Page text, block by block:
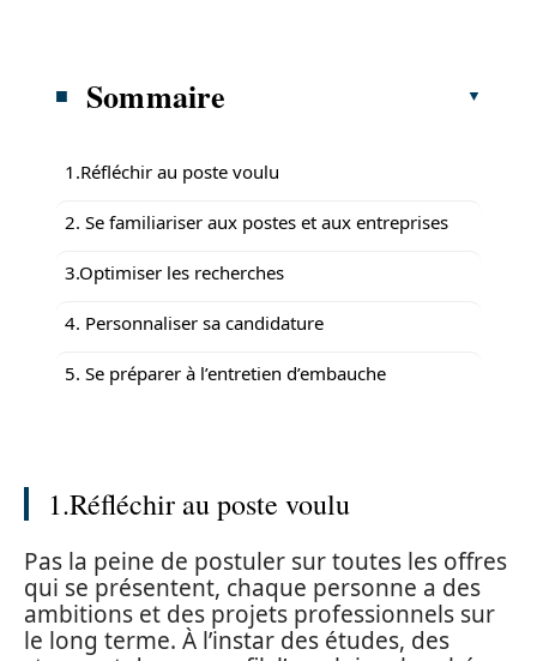
Sommaire
1.Réfléchir au poste voulu
2. Se familiariser aux postes et aux entreprises
3.Optimiser les recherches
4. Personnaliser sa candidature
5. Se préparer à l’entretien d’embauche
1.Réfléchir au poste voulu
Pas la peine de postuler sur toutes les offres
qui se présentent, chaque personne a des
ambitions et des projets professionnels sur
le long terme. À l’instar des études, des